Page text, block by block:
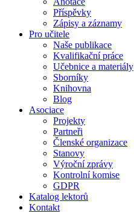
Příspěvky
Zápisy a záznamy
Pro učitele
Naše publikace
Kvalifikační práce
Učebnice a materiály
Sborníky
Knihovna
Blog
Asociace
Projekty
Partneři
Členské organizace
Stanovy
Výroční zprávy
Kontrolní komise
GDPR
Katalog lektorů
Kontakt